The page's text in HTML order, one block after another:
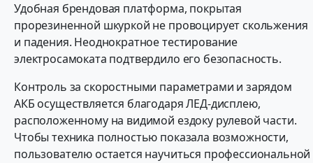
Удобная брендовая платформа, покрытая
прорезиненной шкуркой не провоцирует скольжения
и падения. Неоднократное тестирование
электросамоката подтвердило его безопасность.
Контроль за скоростными параметрами и зарядом
АКБ осуществляется благодаря ЛЕД-дисплею,
расположенному на видимой ездоку рулевой части.
Чтобы техника полностью показала возможности,
пользователю остается научиться профессиональной